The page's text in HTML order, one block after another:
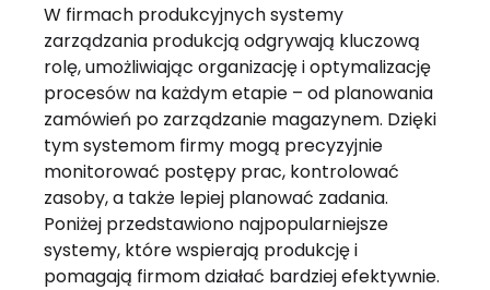
W firmach produkcyjnych systemy
zarządzania produkcją odgrywają kluczową
rolę, umożliwiając organizację i optymalizację
procesów na każdym etapie – od planowania
zamówień po zarządzanie magazynem. Dzięki
tym systemom firmy mogą precyzyjnie
monitorować postępy prac, kontrolować
zasoby, a także lepiej planować zadania.
Poniżej przedstawiono najpopularniejsze
systemy, które wspierają produkcję i
pomagają firmom działać bardziej efektywnie.